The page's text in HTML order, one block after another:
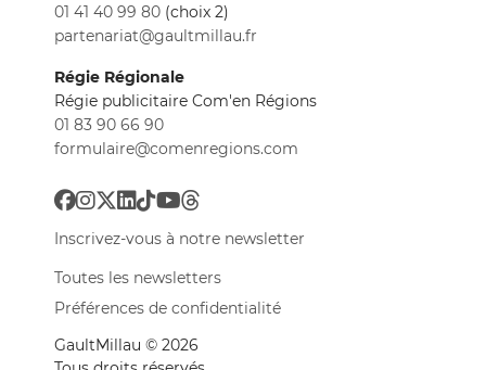
01 41 40 99 80 (choix 2)
partenariat@gaultmillau.fr
Régie Régionale
Régie publicitaire Com'en Régions
01 83 90 66 90
formulaire@comenregions.com
Inscrivez-vous à notre newsletter
Toutes les newsletters
Préférences de confidentialité
GaultMillau © 2026